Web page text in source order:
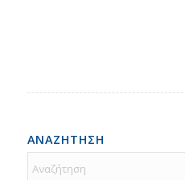
ΑΝΑΖΗΤΗΣΗ